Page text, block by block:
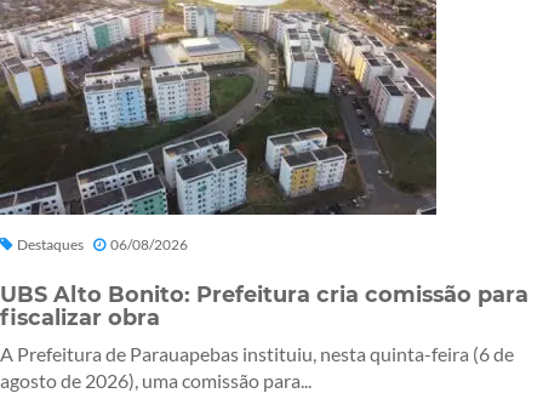
Destaques 06/08/2026
UBS Alto Bonito: Prefeitura cria comissão para
fiscalizar obra
A Prefeitura de Parauapebas instituiu, nesta quinta-feira (6 de
agosto de 2026), uma comissão para...